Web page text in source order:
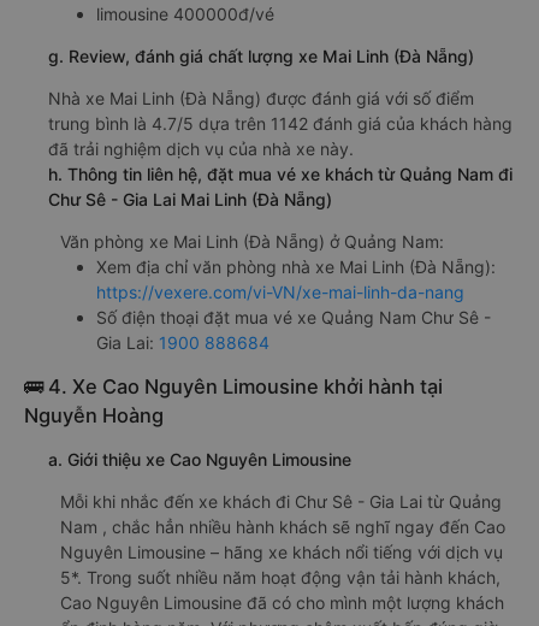
limousine 400000đ/vé
g. Review, đánh giá chất lượng xe Mai Linh (Đà Nẵng)
Nhà xe Mai Linh (Đà Nẵng) được đánh giá với số điểm
trung bình là 4.7/5 dựa trên 1142 đánh giá của khách hàng
đã trải nghiệm dịch vụ của nhà xe này.
h. Thông tin liên hệ, đặt mua vé xe khách từ Quảng Nam đi
Chư Sê - Gia Lai Mai Linh (Đà Nẵng)
Văn phòng xe Mai Linh (Đà Nẵng) ở Quảng Nam:
Xem địa chỉ văn phòng nhà xe Mai Linh (Đà Nẵng):
https://vexere.com/vi-VN/xe-mai-linh-da-nang
Số điện thoại đặt mua vé xe Quảng Nam Chư Sê -
Gia Lai: 1900 888684
🚌 4. Xe Cao Nguyên Limousine khởi hành tại
Nguyễn Hoàng
a. Giới thiệu xe Cao Nguyên Limousine
Mỗi khi nhắc đến xe khách đi Chư Sê - Gia Lai từ Quảng
Nam , chắc hẳn nhiều hành khách sẽ nghĩ ngay đến Cao
Nguyên Limousine – hãng xe khách nổi tiếng với dịch vụ
5*. Trong suốt nhiều năm hoạt động vận tải hành khách,
Cao Nguyên Limousine đã có cho mình một lượng khách